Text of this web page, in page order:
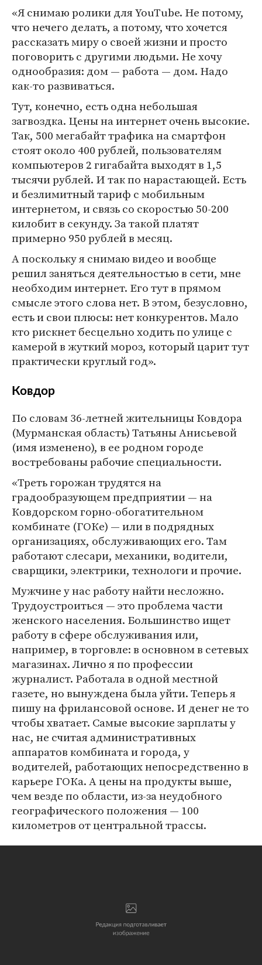
«Я снимаю ролики для YouTube. Не потому,
что нечего делать, а потому, что хочется
рассказать миру о своей жизни и просто
поговорить с другими людьми. Не хочу
однообразия: дом — работа — дом. Надо
как-то развиваться.
Тут, конечно, есть одна небольшая
загвоздка. Цены на интернет очень высокие.
Так, 500 мегабайт трафика на смартфон
стоят около 400 рублей, пользователям
компьютеров 2 гигабайта выходят в 1,5
тысячи рублей. И так по нарастающей. Есть
и безлимитный тариф с мобильным
интернетом, и связь со скоростью 50-200
килобит в секунду. За такой платят
примерно 950 рублей в месяц.
А поскольку я снимаю видео и вообще
решил заняться деятельностью в сети, мне
необходим интернет. Его тут в прямом
смысле этого слова нет. В этом, безусловно,
есть и свои плюсы: нет конкурентов. Мало
кто рискнет бесцельно ходить по улице с
камерой в жуткий мороз, который царит тут
практически круглый год».
Ковдор
По словам 36-летней жительницы Ковдора
(Мурманская область) Татьяны Анисьевой
(имя изменено), в ее родном городе
востребованы рабочие специальности.
«Треть горожан трудятся на
градообразующем предприятии — на
Ковдорском горно-обогатительном
комбинате (ГОКе) — или в подрядных
организациях, обслуживающих его. Там
работают слесари, механики, водители,
сварщики, электрики, технологи и прочие.
Мужчине у нас работу найти несложно.
Трудоустроиться — это проблема части
женского населения. Большинство ищет
работу в сфере обслуживания или,
например, в торговле: в основном в сетевых
магазинах. Лично я по профессии
журналист. Работала в одной местной
газете, но вынуждена была уйти. Теперь я
пишу на фрилансовой основе. И денег не то
чтобы хватает. Самые высокие зарплаты у
нас, не считая административных
аппаратов комбината и города, у
водителей, работающих непосредственно в
карьере ГОКа. А цены на продукты выше,
чем везде по области, из-за неудобного
географического положения — 100
километров от центральной трассы.